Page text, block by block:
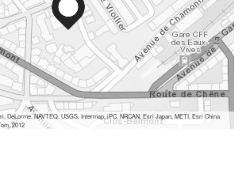
NAVTEQ, USGS, Intermap, iPC, NRCAN, Esri Japan, METI, Esri China
2012